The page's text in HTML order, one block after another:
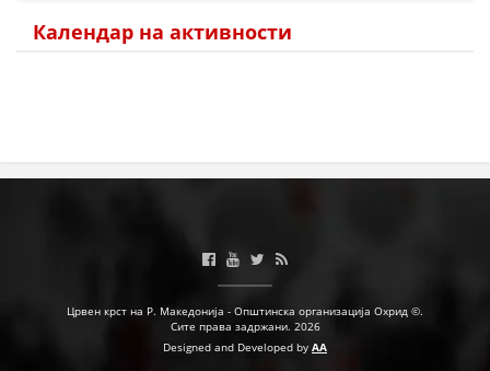
ПРЕЗЕНТАЦИИ
Календар на активности
Црвен крст на Р. Македонија - Општинска организација Охрид ©.
Сите права задржани. 2026
Designed and Developed by AA